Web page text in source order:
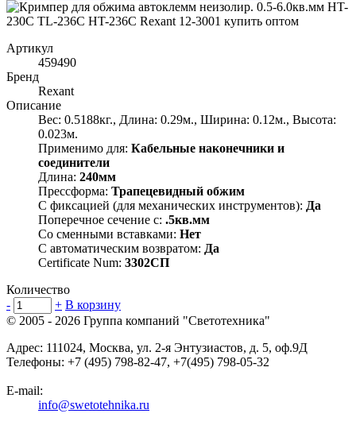
Артикул
459490
Бренд
Rexant
Описание
Вес: 0.5188кг., Длина: 0.29м., Ширина: 0.12м., Высота:
0.023м.
Применимо для: Кабельные наконечники и
соединители
Длина: 240мм
Прессформа: Трапецевидный обжим
С фиксацией (для механических инструментов): Да
Поперечное сечение с: .5кв.мм
Со сменными вставками: Нет
С автоматическим возвратом: Да
Certificate Num: 3302СП
Количество
-
+ В корзину
© 2005 - 2026 Группа компаний "Светотехника"
Адрес: 111024, Москва, ул. 2-я Энтузиастов, д. 5, оф.9Д
Телефоны: +7 (495) 798-82-47, +7(495) 798-05-32
E-mail:
info@swetotehnika.ru